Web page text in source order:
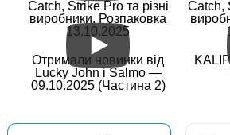
Прикормка Fanatik
Catch, Strike Pro та різні
виробники. Розпаковка
13.10.2025
Catch,
Отримали новинки від
Lucky John і Salmo —
09.10.2025 (Частина 2)